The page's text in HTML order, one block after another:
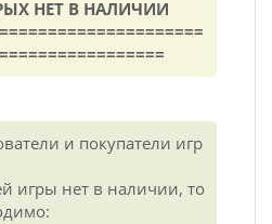
НЕТ В НАЛИЧИИ
и покупатели игр
игры нет в наличии, то